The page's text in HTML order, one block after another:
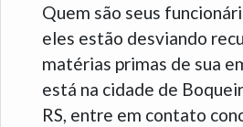
Quem são seus
eles estão desviando
matérias primas de sua
está na cidade de
RS, entre em contato